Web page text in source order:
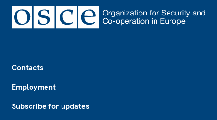
Contacts
Employment
Subscribe for updates